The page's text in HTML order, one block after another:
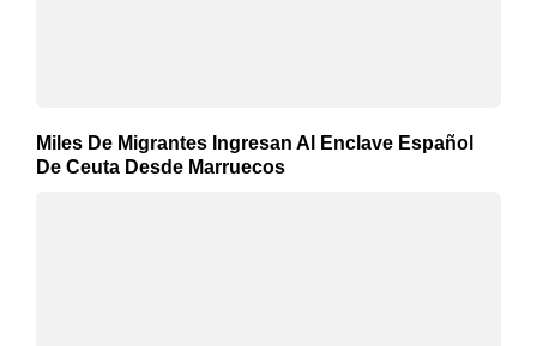
Miles De Migrantes Ingresan Al Enclave Español
De Ceuta Desde Marruecos